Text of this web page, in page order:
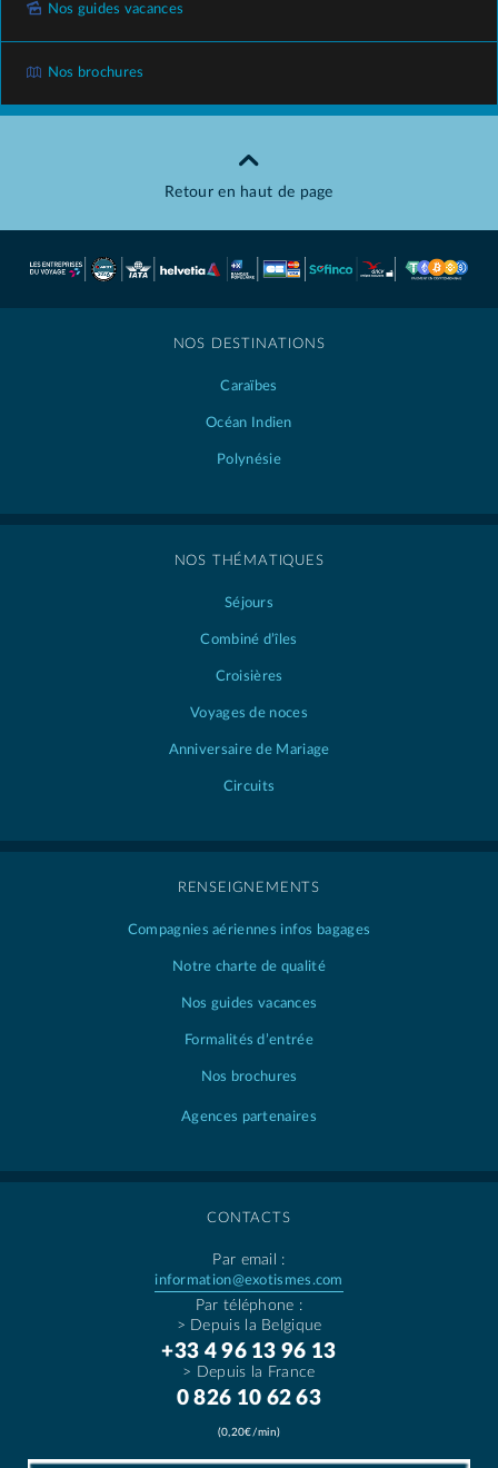
Nos guides vacances
Nos brochures
Retour en haut de page
NOS DESTINATIONS
Caraïbes
Océan Indien
Polynésie
NOS THÉMATIQUES
Séjours
Combiné d’îles
Croisières
Voyages de noces
Anniversaire de Mariage
Circuits
RENSEIGNEMENTS
Compagnies aériennes infos bagages
Notre charte de qualité
Nos guides vacances
Formalités d’entrée
Nos brochures
Agences partenaires
CONTACTS
Par email :
information@exotismes.com
Par téléphone :
> Depuis la Belgique
+33 4 96 13 96 13
> Depuis la France
0 826 10 62 63
(0,20€/min)